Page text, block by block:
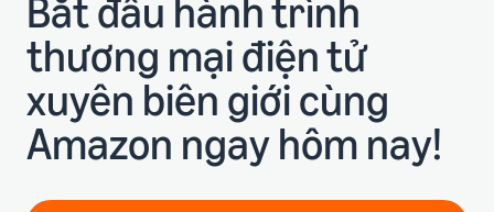
Bắt đầu hành trình
thương mại điện tử
xuyên biên giới cùng
Amazon ngay hôm nay!